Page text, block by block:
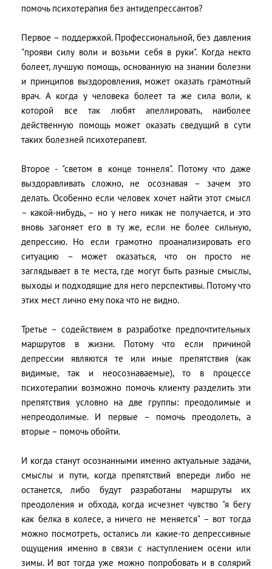
помочь психотерапия без антидепрессантов?
Первое – поддержкой. Профессиональной, без давления
"прояви силу воли и возьми себя в руки". Когда некто
болеет, лучшую помощь, основанную на знании болезни
и принципов выздоровления, может оказать грамотный
врач. А когда у человека болеет та же сила воли, к
которой все так любят апеллировать, наиболее
действенную помощь может оказать сведущий в сути
таких болезней психотерапевт.
Второе - "светом в конце тоннеля". Потому что даже
выздоравливать сложно, не осознавая – зачем это
делать. Особенно если человек хочет найти этот смысл
– какой-нибудь, – но у него никак не получается, и это
вновь загоняет его в ту же, если не более сильную,
депрессию. Но если грамотно проанализировать его
ситуацию – может оказаться, что он просто не
заглядывает в те места, где могут быть разные смыслы,
выходы и подходящие для него перспективы. Потому что
этих мест лично ему пока что не видно.
Третье – содействием в разработке предпочтительных
маршрутов в жизни. Потому что если причиной
депрессии являются те или иные препятствия (как
видимые, так и неосознаваемые), то в процессе
психотерапии возможно помочь клиенту разделить эти
препятствия условно на две группы: преодолимые и
непреодолимые. И первые – помочь преодолеть, а
вторые – помочь обойти.
И когда станут осознанными именно актуальные задачи,
смыслы и пути, когда препятствий впереди либо не
останется, либо будут разработаны маршруты их
преодоления и обхода, когда исчезнет чувство "я бегу
как белка в колесе, а ничего не меняется" – вот тогда
можно посмотреть, остались ли какие-то депрессивные
ощущения именно в связи с наступлением осени или
зимы. И вот тогда уже можно попробовать и в солярий